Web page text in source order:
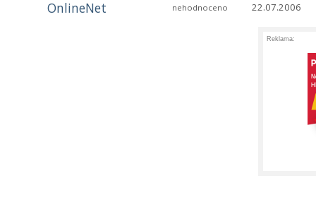
OnlineNet nehodnoceno 22.07.2006
Reklama: